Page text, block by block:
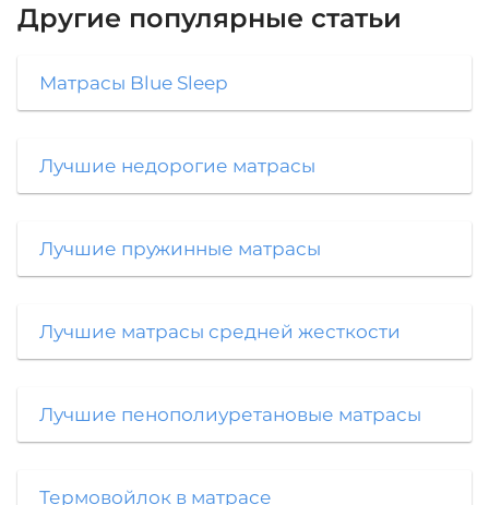
Другие популярные статьи
Матрасы Blue Sleep
Лучшие недорогие матрасы
Лучшие пружинные матрасы
Лучшие матрасы средней жесткости
Лучшие пенополиуретановые матрасы
Термовойлок в матрасе